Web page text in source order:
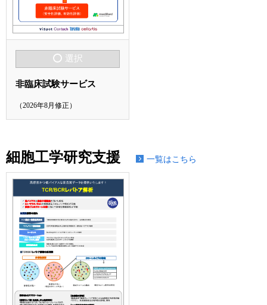
選択
非臨床試験サービス
（2026年8月修正）
細胞工学研究支援 一覧はこちら